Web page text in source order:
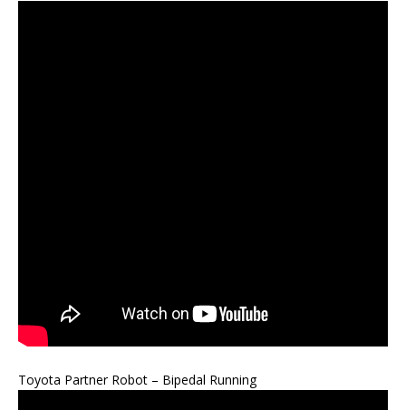
Toyota Partner Robot – Bipedal Running